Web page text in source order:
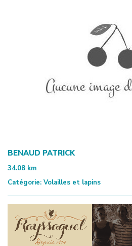
BENAUD PATRICK
34.08 km
Catégorie: Volailles et lapins